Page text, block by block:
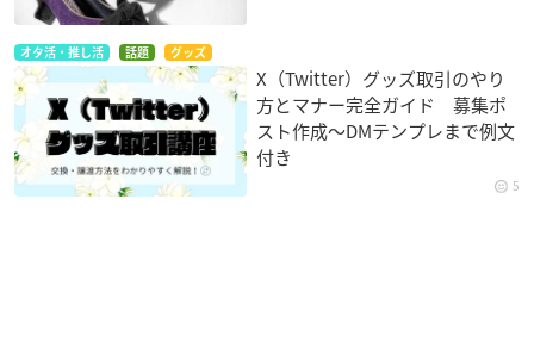
オタ活・推し活 話題 グッズ
X（Twitter）グッズ取引のやり
方とマナー完全ガイド 募集ポ
スト作成〜DMテンプレまで例文
付き
5